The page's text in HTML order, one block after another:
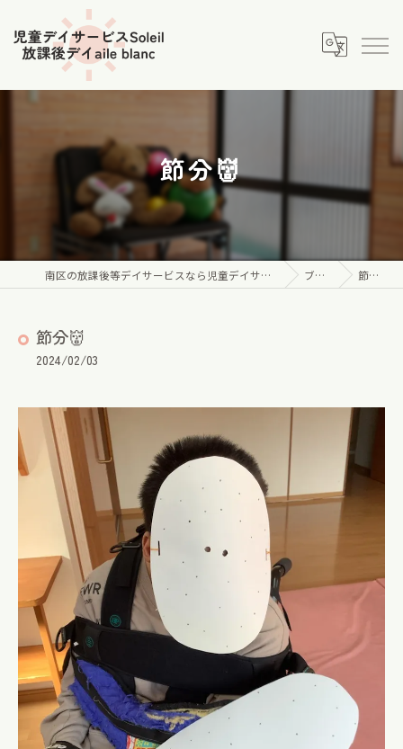
節分👹
南区の放課後等デイサービスなら児童デイサービス Soleil ブログ 節分👹
節分👹
2024/02/03